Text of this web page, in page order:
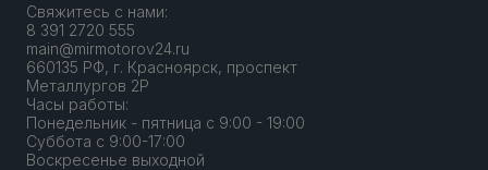
Свяжитесь с нами:
8 391 2720 555
main@mirmotorov24.ru
660135 РФ, г. Красноярск, проспект
Металлургов 2Р
Часы работы:
Понедельник - пятница с 9:00 - 19:00
Суббота с 9:00-17:00
Воскресенье выходной